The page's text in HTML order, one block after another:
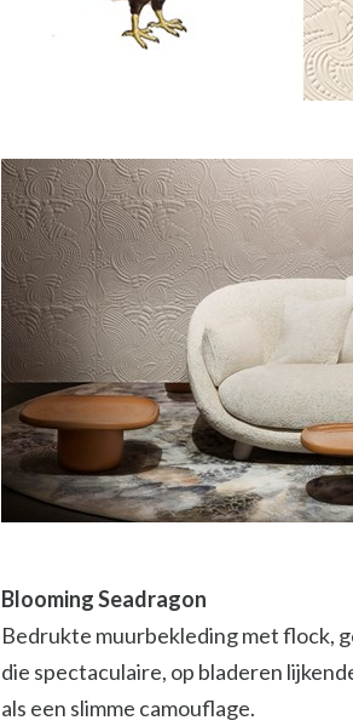
Blooming Seadragon
Bedrukte muurbekleding met flock,
die spectaculaire, op bladeren
als een slimme camouflage.